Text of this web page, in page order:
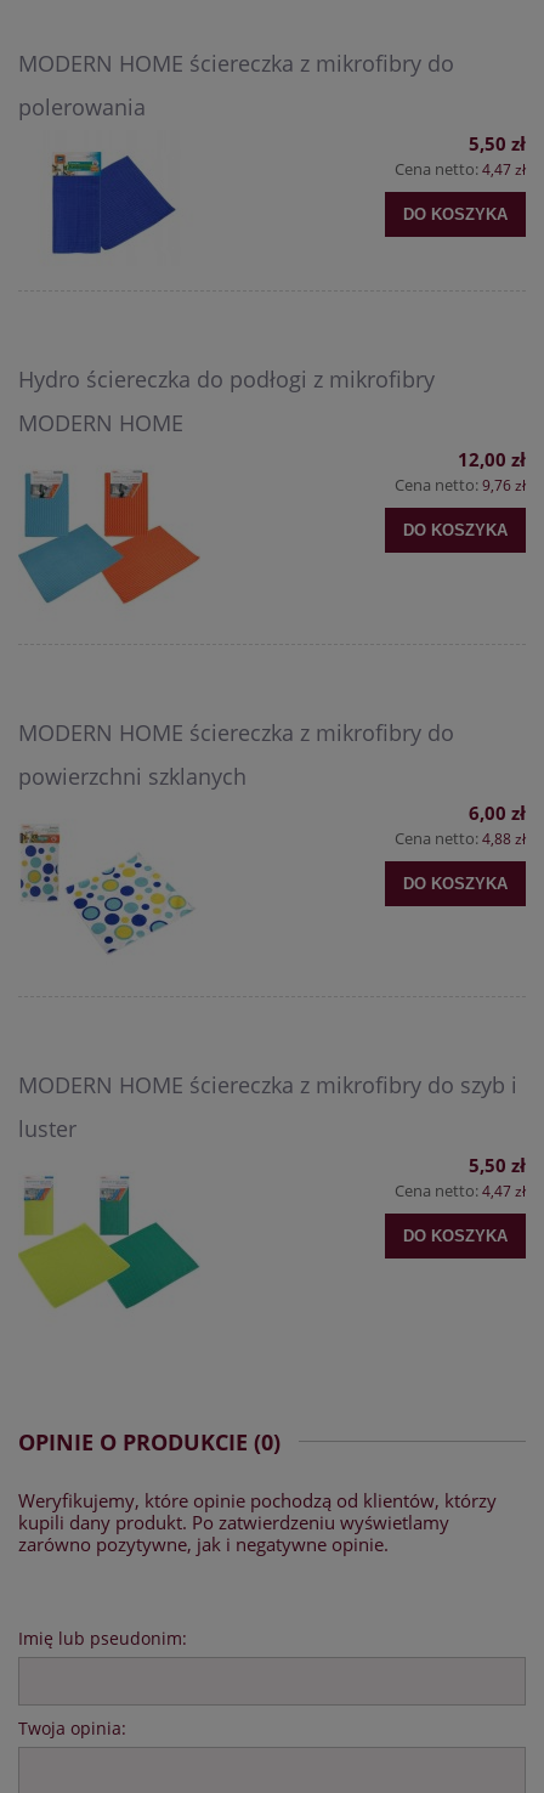
MODERN HOME ściereczka z mikrofibry do
polerowania
5,50 zł
Cena netto:4,47 zł
DO KOSZYKA
Hydro ściereczka do podłogi z mikrofibry
MODERN HOME
12,00 zł
Cena netto:9,76 zł
DO KOSZYKA
MODERN HOME ściereczka z mikrofibry do
powierzchni szklanych
6,00 zł
Cena netto:4,88 zł
DO KOSZYKA
MODERN HOME ściereczka z mikrofibry do szyb i
luster
5,50 zł
Cena netto:4,47 zł
DO KOSZYKA
OPINIE O PRODUKCIE (0)
Weryfikujemy, które opinie pochodzą od klientów, którzy
kupili dany produkt. Po zatwierdzeniu wyświetlamy
zarówno pozytywne, jak i negatywne opinie.
Imię lub pseudonim:
Twoja opinia: